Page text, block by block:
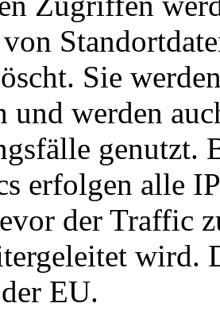
Sie
und werden
genutzt.
erfolgen alle
der Traffic
wird.
EU.